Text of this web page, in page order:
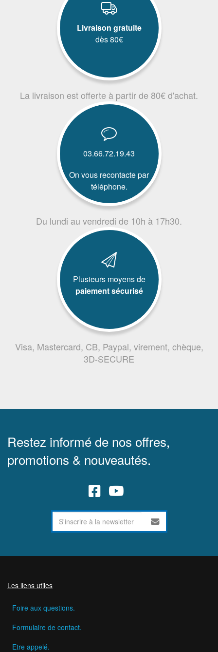
Livraison gratuite
dès 80€
La livraison est offerte à partir de 80€ d'achat.
03.66.72.19.43
On vous recontacte par
téléphone.
Du lundi au vendredi de 10h à 17h30.
Plusieurs moyens de
paiement sécurisé
Visa, Mastercard, CB, Paypal, virement, chèque,
3D-SECURE
Restez informé de nos offres,
promotions & nouveautés.
Les liens utiles
Foire aux questions.
Formulaire de contact.
Etre appelé.